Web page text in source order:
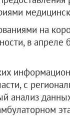
на
в апреле
с
анализ